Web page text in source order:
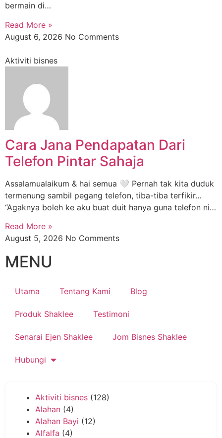
bermain di…
Read More »
August 6, 2026 No Comments
Aktiviti bisnes
Cara Jana Pendapatan Dari
Telefon Pintar Sahaja
Assalamualaikum & hai semua 🤍 Pernah tak kita duduk
termenung sambil pegang telefon, tiba-tiba terfikir…
“Agaknya boleh ke aku buat duit hanya guna telefon ni…
Read More »
August 5, 2026 No Comments
MENU
Utama Tentang Kami Blog
Produk Shaklee Testimoni
Senarai Ejen Shaklee Jom Bisnes Shaklee
Hubungi
Aktiviti bisnes (128)
Alahan (4)
Alahan Bayi (12)
Alfalfa (4)